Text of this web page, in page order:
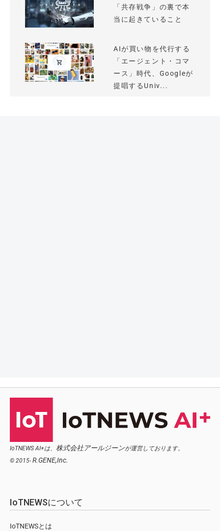
「共存戦争」の裏で本
当に起きていること
AIが買い物を代行する
「エージェント・コマ
ース」時代、Googleが
提唱するUniv...
IoTNEWS AI+は、 株式会社アールジーンが運営しております。
© 2015- R.GENE,Inc.
IoTNEWSについて
IoTNEWSとは